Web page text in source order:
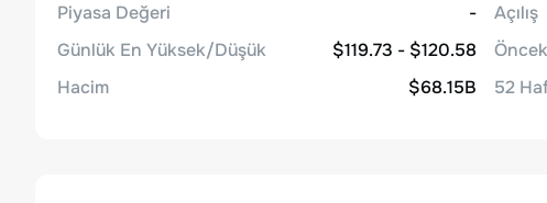
Piyasa Değeri
-
Günlük En Yüksek/Düşük
$119.73 - $120.58
Hacim
$68.15B
Açılış
52